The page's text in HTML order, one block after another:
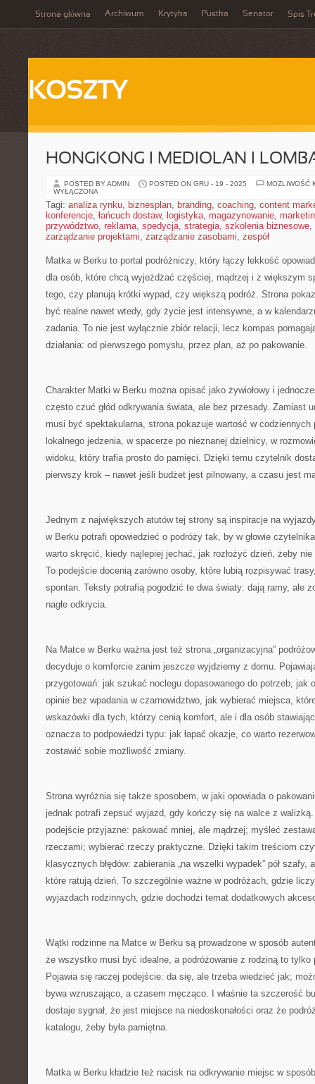
Strona główna Archiwum Krytyka Pustka Senator Spis
KOSZTY
HONGKONG I MEDIOLAN I
POSTED BY ADMIN POSTED ON GRU - 19 - 2025
MOŻLIWOŚĆ
WYŁĄCZONA
Tagi: analiza rynku, biznesplan, branding, coaching, content
konferencje, łańcuch dostaw, logistyka, magazynowanie,
przywództwo, reklama, spedycja, strategia, szkolenia biznesowe,
zarządzanie projektami, zarządzanie zasobami, zespół
Matka w Berku to portal podróżniczy, który łączy lekkość
dla osób, które chcą wyjeżdżać częściej, mądrzej i z większym
tego, czy planują krótki wypad, czy większą podróż. Strona
być realne nawet wtedy, gdy życie jest intensywne, a w
zadania. To nie jest wyłącznie zbiór relacji, lecz kompas
działania: od pierwszego pomysłu, przez plan, aż po pakowanie.
Charakter Matki w Berku można opisać jako żywiołowy i
często czuć głód odkrywania świata, ale bez przesady. Zamiast
musi być spektakularna, strona pokazuje wartość w codziennych
lokalnego jedzenia, w spacerze po nieznanej dzielnicy, w
widoku, który trafia prosto do pamięci. Dzięki temu czytelnik
pierwszy krok – nawet jeśli budżet jest pilnowany, a czasu jest
Jednym z największych atutów tej strony są inspiracje na
w Berku potrafi opowiedzieć o podróży tak, by w głowie
warto skręcić, kiedy najlepiej jechać, jak rozłożyć dzień, żeby
To podejście docenią zarówno osoby, które lubią rozpisywać
spontan. Teksty potrafią pogodzić te dwa światy: dają ramy, ale
nagłe odkrycia.
Na Matce w Berku ważna jest też strona „organizacyjna”
decyduje o komforcie zanim jeszcze wyjdziemy z domu.
przygotowań: jak szukać noclegu dopasowanego do potrzeb, jak
opinie bez wpadania w czarnowidztwo, jak wybierać miejsca,
wskazówki dla tych, którzy cenią komfort, ale i dla osób
oznacza to podpowiedzi typu: jak łapać okazje, co warto
zostawić sobie możliwość zmiany.
Strona wyróżnia się także sposobem, w jaki opowiada o
jednak potrafi zepsuć wyjazd, gdy kończy się na walce z
podejście przyjazne: pakować mniej, ale mądrzej; myśleć
rzeczami; wybierać rzeczy praktyczne. Dzięki takim treściom
klasycznych błędów: zabierania „na wszelki wypadek” pół szafy,
które ratują dzień. To szczególnie ważne w podróżach, gdzie
wyjazdach rodzinnych, gdzie dochodzi temat dodatkowych
Wątki rodzinne na Matce w Berku są prowadzone w sposób
że wszystko musi być idealne, a podróżowanie z rodziną to tylko
Pojawia się raczej podejście: da się, ale trzeba wiedzieć jak;
bywa wzruszająco, a czasem męcząco. I właśnie ta szczerość
dostaje sygnał, że jest miejsce na niedoskonałości oraz że
katalogu, żeby była pamiętna.
Matka w Berku kładzie też nacisk na odkrywanie miejsc w